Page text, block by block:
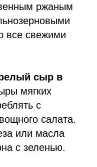
ржаным
все свежими
сыр в
мягких
с
салата.
или масла
с зеленью.